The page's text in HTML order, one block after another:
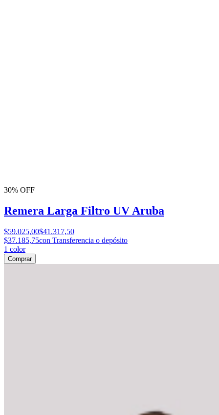
30% OFF
Remera Larga Filtro UV Aruba
$59.025,00$41.317,50
$37.185,75con Transferencia o depósito
1 color
Comprar